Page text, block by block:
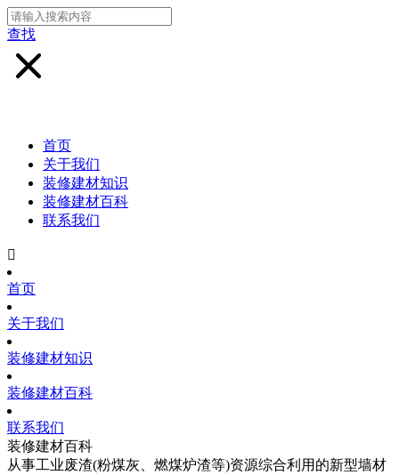
查找
首页
关于我们
装修建材知识
装修建材百科
联系我们

首页
关于我们
装修建材知识
装修建材百科
联系我们
装修建材百科
从事工业废渣(粉煤灰、燃煤炉渣等)资源综合利用的新型墙材